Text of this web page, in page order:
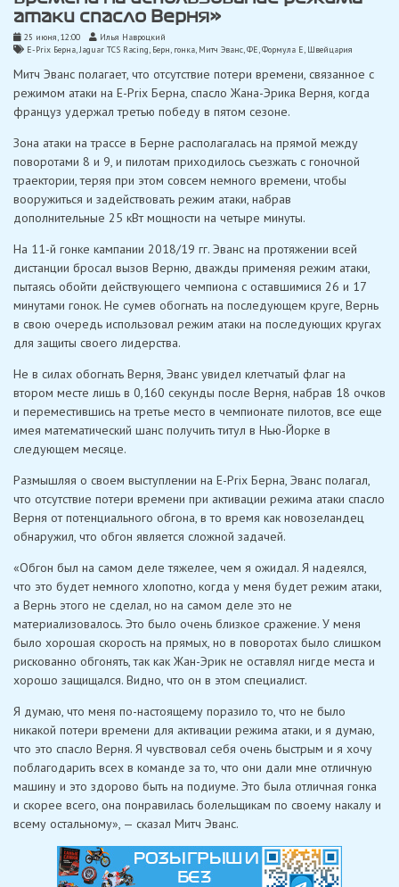
атаки спасло Верня»
25 июня, 12:00
Илья Навроцкий
E-Prix Берна,Jaguar TCS Racing, Берн, гонка, Митч Эванс,ФЕ,Формула Е, Швейцария
Митч Эванс полагает, что отсутствие потери времени, связанное с
режимом атаки на E-Prix Берна, спасло Жана-Эрика Верня, когда
француз удержал третью победу в пятом сезоне.
Зона атаки на трассе в Берне располагалась на прямой между
поворотами 8 и 9, и пилотам приходилось съезжать с гоночной
траектории, теряя при этом совсем немного времени, чтобы
вооружиться и задействовать режим атаки, набрав
дополнительные 25 кВт мощности на четыре минуты.
На 11-й гонке кампании 2018/19 гг. Эванс на протяжении всей
дистанции бросал вызов Верню, дважды применяя режим атаки,
пытаясь обойти действующего чемпиона с оставшимися 26 и 17
минутами гонок. Не сумев обогнать на последующем круге, Вернь
в свою очередь использовал режим атаки на последующих кругах
для защиты своего лидерства.
Не в силах обогнать Верня, Эванс увидел клетчатый флаг на
втором месте лишь в 0,160 секунды после Верня, набрав 18 очков
и переместившись на третье место в чемпионате пилотов, все еще
имея математический шанс получить титул в Нью-Йорке в
следующем месяце.
Размышляя о своем выступлении на E-Prix Берна, Эванс полагал,
что отсутствие потери времени при активации режима атаки спасло
Верня от потенциального обгона, в то время как новозеландец
обнаружил, что обгон является сложной задачей.
«Обгон был на самом деле тяжелее, чем я ожидал. Я надеялся,
что это будет немного хлопотно, когда у меня будет режим атаки,
а Вернь этого не сделал, но на самом деле это не
материализовалось. Это было очень близкое сражение. У меня
было хорошая скорость на прямых, но в поворотах было слишком
рискованно обгонять, так как Жан-Эрик не оставлял нигде места и
хорошо защищался. Видно, что он в этом специалист.
Я думаю, что меня по-настоящему поразило то, что не было
никакой потери времени для активации режима атаки, и я думаю,
что это спасло Верня. Я чувствовал себя очень быстрым и я хочу
поблагодарить всех в команде за то, что они дали мне отличную
машину и это здорово быть на подиуме. Это была отличная гонка
и скорее всего, она понравилась болельщикам по своему накалу и
всему остальному», — сказал Митч Эванс.